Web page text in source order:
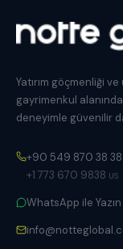
Yatırım göçmenliği
gayrimenkul alanında
deneyimle güvenilir
+90 549 870 38 38
+1 773 670 9838 US
WhatsApp ile Yazın